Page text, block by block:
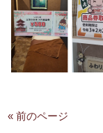
« 前のページ